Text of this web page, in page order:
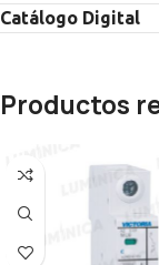
Catálogo Digital
Productos